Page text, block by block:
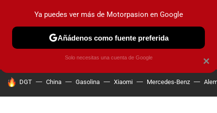
PRUEBAS COCHES ELÉCTRICOS OBSERVATORIO
HOY SE HABLA DE
DGT China Gasolina Xiaomi Mercedes-Benz
×
Ya puedes ver más de Motorpasion en Google
Añádenos como fuente preferida
Solo necesitas una cuenta de Google